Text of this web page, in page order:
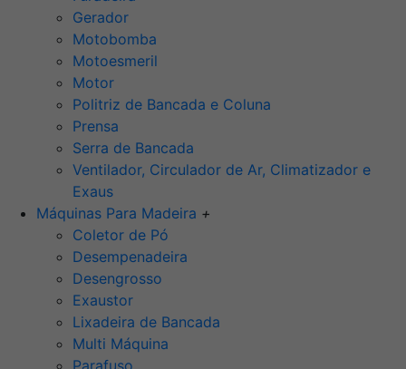
Gerador
Motobomba
Motoesmeril
Motor
Politriz de Bancada e Coluna
Prensa
Serra de Bancada
Ventilador, Circulador de Ar, Climatizador e
Exaus
Máquinas Para Madeira +
Coletor de Pó
Desempenadeira
Desengrosso
Exaustor
Lixadeira de Bancada
Multi Máquina